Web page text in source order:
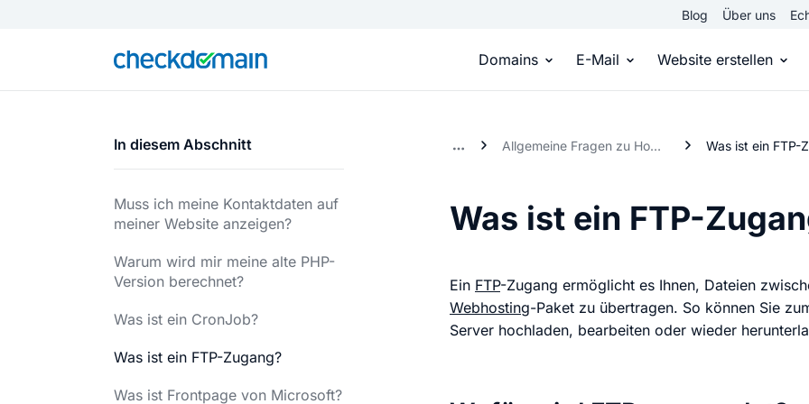
Blog Über uns
Domains
Domain kaufen
Du hast die Idee, wir die passende Domain
Top Level Domains
Domain registrieren
Einfach & schnell beim Domain-Profi
E-Mail
Eigene Email Domain
Erstelle Deine eigene E-
E-Mail-Hosting
Website erstellen
Website
Erstelle
Online-
Bringe
In diesem Abschnitt
Muss ich meine Kontaktdaten auf
meiner Website anzeigen?
Warum wird mir meine alte PHP-
Version berechnet?
Was ist ein CronJob?
Was ist ein FTP-Zugang?
Was ist Frontpage von Microsoft?
Allgemeine Fragen zu Homepage, Hosting und FTP Was ist ein FTP-
Was ist ein FTP-
Ein FTP-Zugang ermöglicht es Ihnen, Dateien
Webhosting-Paket zu übertragen. So können Sie
Server hochladen, bearbeiten oder wieder